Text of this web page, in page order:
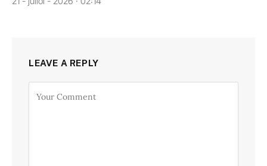
LEAVE A REPLY